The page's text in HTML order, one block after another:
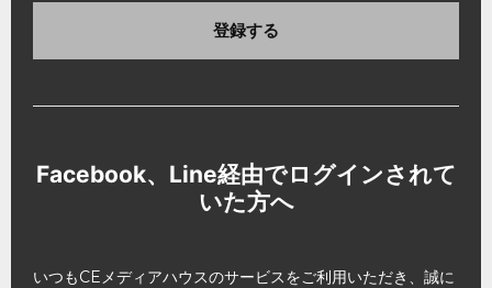
登録する
Facebook、Line経由でログインされて
いた方へ
いつもCEメディアハウスのサービスをご利用いただき、誠に